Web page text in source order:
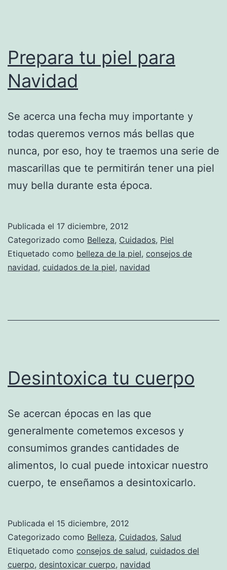
Prepara tu piel para
Navidad
Se acerca una fecha muy importante y
todas queremos vernos más bellas que
nunca, por eso, hoy te traemos una serie de
mascarillas que te permitirán tener una piel
muy bella durante esta época.
Publicada el 17 diciembre, 2012
Categorizado como Belleza, Cuidados, Piel
Etiquetado como belleza de la piel, consejos de
navidad, cuidados de la piel, navidad
Desintoxica tu cuerpo
Se acercan épocas en las que
generalmente cometemos excesos y
consumimos grandes cantidades de
alimentos, lo cual puede intoxicar nuestro
cuerpo, te enseñamos a desintoxicarlo.
Publicada el 15 diciembre, 2012
Categorizado como Belleza, Cuidados, Salud
Etiquetado como consejos de salud, cuidados del
cuerpo, desintoxicar cuerpo, navidad